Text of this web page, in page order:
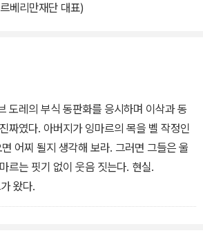
논란을 불러일으켰고, 관객은 물론, 전 세
뿌리내리고 있고, 또 그의 삶과 작품 이면
있을까?
베리만재단 대표)
도레의 부식 동판화를 응시하며 이삭과 동
짜였다. 아버지가 잉마르의 목을 벨 작정인
어찌 될지 생각해 보라. 그러면 그들은 울
르는 핏기 없이 웃음 짓는다. 현실.
왔다.